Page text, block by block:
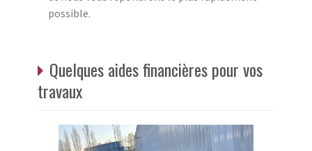
possible.
Quelques aides financières pour vos
travaux